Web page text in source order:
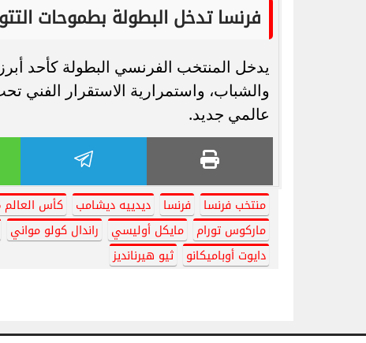
فرنسا تدخل البطولة بطموحات
يدخل المنتخب الفرنسي البطولة كأحد
والشباب، واستمرارية الاستقرار الفني
عالمي جديد.
منتخب فرنسا فرنسا ديدييه ديشامب كأس العالم 2026
ماركوس تورام
مايكل أوليسي راندال كولو مواني
دايوت أوباميكانو
ثيو هيرنانديز